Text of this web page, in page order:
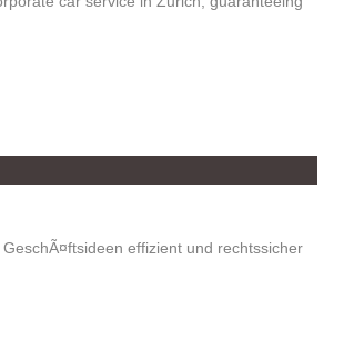
effizient und rechtssicher